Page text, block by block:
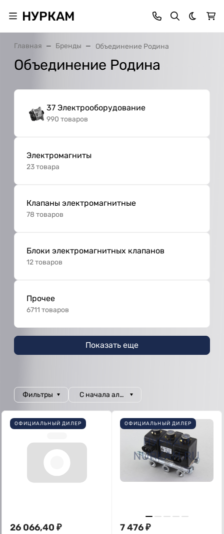
НУРКАМ Темная
Главная Бренды Объединение Родина
Объединение Родина
37 Электрооборудование
990 товаров
Электромагниты
23 товара
Клапаны электромагнитные
78 товаров
Блоки электромагнитных клапанов
12 товаров
Прочее
6711 товаров
Показать еще
Фильтры С начала алфавита
ОФИЦИАЛЬНЫЙ ДИЛЕР
26 066,40 ₽
ОФИЦИАЛЬНЫЙ ДИЛЕР
7 476₽